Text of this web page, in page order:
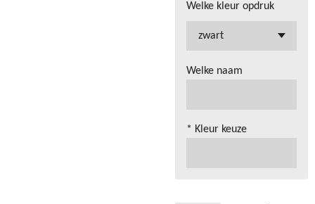
Welke kleur opdruk
Welke naam
* Kleur keuze